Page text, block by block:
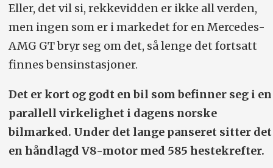
Eller, det vil si, rekkevidden er ikke all verden,
men ingen som er i markedet for en Mercedes-
AMG GT bryr seg om det, så lenge det fortsatt
finnes bensinstasjoner.
Det er kort og godt en bil som befinner seg i en
parallell virkelighet i dagens norske
bilmarked. Under det lange panseret sitter det
en håndlagd V8-motor med 585 hestekrefter.